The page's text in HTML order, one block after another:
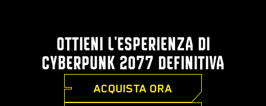
OTTIENI L'ESPERIENZA DI
CYBERPUNK 2077 DEFINITIVA
ACQUISTA ORA